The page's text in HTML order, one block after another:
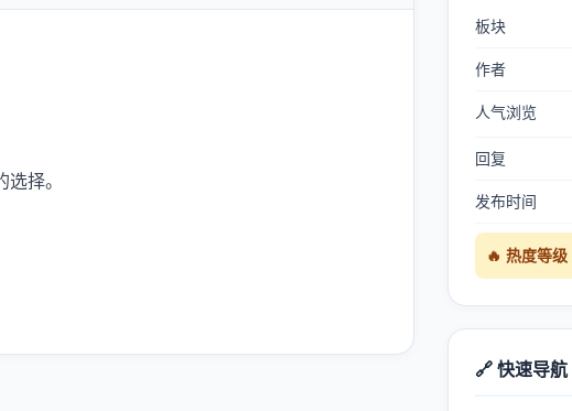
择。
板块
作者
人气浏览
回复
发布时间
🔥 热度等级
🔗 快速导航